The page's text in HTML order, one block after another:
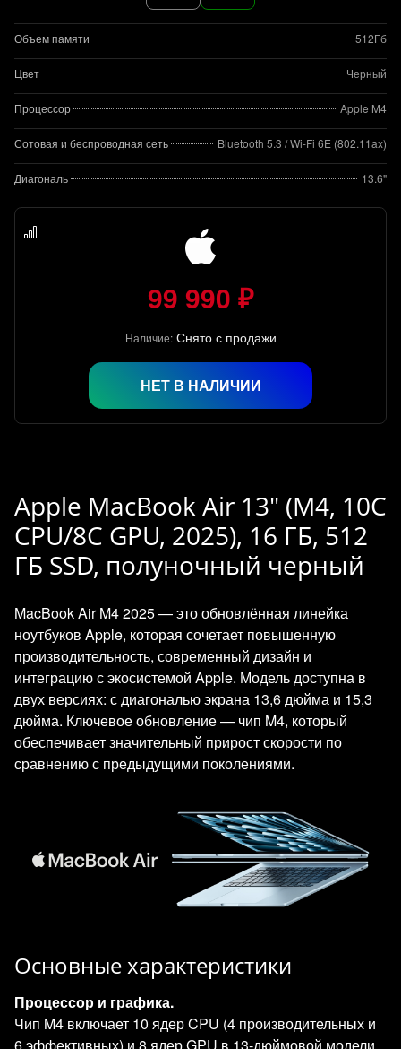
Объем памяти 512Гб
Цвет Черный
Процессор Apple M4
Сотовая и беспроводная сеть Bluetooth 5.3 / Wi-Fi 6E (802.11ax)
Диагональ 13.6"
99 990 ₽
Наличие: Снято с продажи
НЕТ В НАЛИЧИИ
Apple MacBook Air 13" (M4, 10C
CPU/8C GPU, 2025), 16 ГБ, 512
ГБ SSD, полуночный черный
MacBook Air M4 2025 — это обновлённая линейка
ноутбуков Apple, которая сочетает повышенную
производительность, современный дизайн и
интеграцию с экосистемой Apple. Модель доступна в
двух версиях: с диагональю экрана 13,6 дюйма и 15,3
дюйма. Ключевое обновление — чип M4, который
обеспечивает значительный прирост скорости по
сравнению с предыдущими поколениями.
Основные характеристики
Процессор и графика.
Чип M4 включает 10 ядер CPU (4 производительных и
6 эффективных) и 8 ядер GPU в 13‑дюймовой модели,